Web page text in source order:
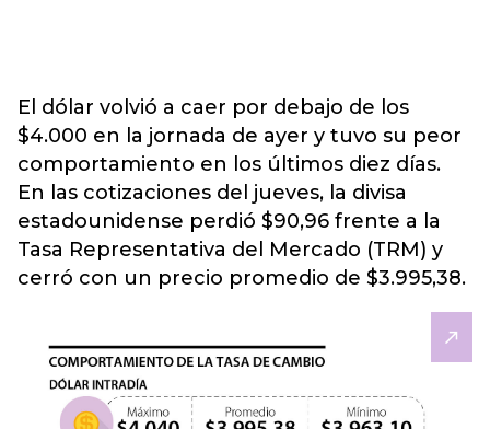
El dólar volvió a caer por debajo de los
$4.000 en la jornada de ayer y tuvo su peor
comportamiento en los últimos diez días.
En las cotizaciones del jueves, la divisa
estadounidense perdió $90,96 frente a la
Tasa Representativa del Mercado (TRM) y
cerró con un precio promedio de $3.995,38.